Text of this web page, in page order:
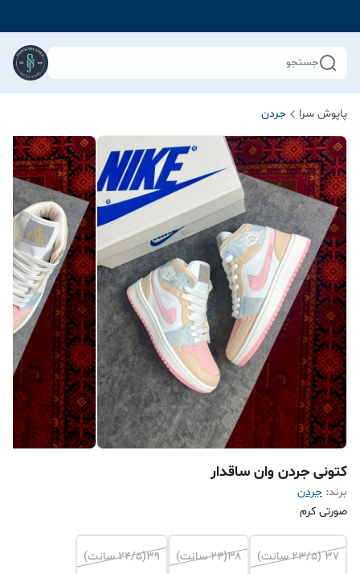
جستجو
پاپوش سرا جردن
کتونی جردن وان ساقدار
برند: جردن
صورتی کرم
۳۷ (۲۳/۵ سانت) ۳۸‌(۲۴ سانت) ۳۹‌(۲۴/۵ سانت)